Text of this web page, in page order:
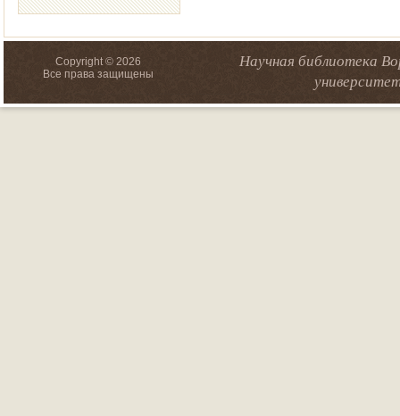
Copyright © 2026
Все права защищены
Научная библиотека